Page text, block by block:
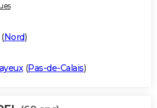
Nord)
(Pas-de-Calais)